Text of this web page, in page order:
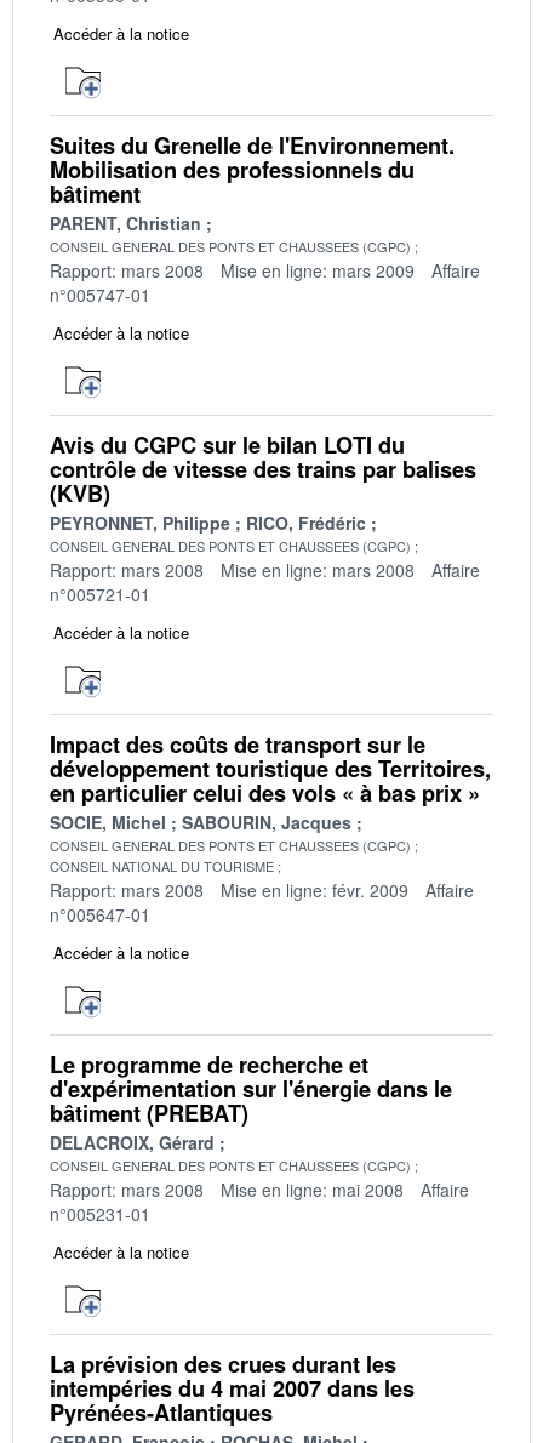
Accéder à la notice
Suites du Grenelle de l'Environnement.
Mobilisation des professionnels du
bâtiment
PARENT, Christian
CONSEIL GENERAL DES PONTS ET CHAUSSEES (CGPC)
Rapport: mars 2008 Mise en ligne: mars 2009
Affaire
n°005747-01
Accéder à la notice
Avis du CGPC sur le bilan LOTI du
contrôle de vitesse des trains par balises
(KVB)
PEYRONNET, Philippe RICO, Frédéric
CONSEIL GENERAL DES PONTS ET CHAUSSEES (CGPC)
Rapport: mars 2008 Mise en ligne: mars 2008
Affaire
n°005721-01
Accéder à la notice
Impact des coûts de transport sur le
développement touristique des Territoires,
en particulier celui des vols « à bas prix »
SOCIE, Michel SABOURIN, Jacques
CONSEIL GENERAL DES PONTS ET CHAUSSEES (CGPC)
CONSEIL NATIONAL DU TOURISME
Rapport: mars 2008 Mise en ligne: févr. 2009
Affaire
n°005647-01
Accéder à la notice
Le programme de recherche et
d'expérimentation sur l'énergie dans le
bâtiment (PREBAT)
DELACROIX, Gérard
CONSEIL GENERAL DES PONTS ET CHAUSSEES (CGPC)
Rapport: mars 2008 Mise en ligne: mai 2008
Affaire
n°005231-01
Accéder à la notice
La prévision des crues durant les
intempéries du 4 mai 2007 dans les
Pyrénées-Atlantiques